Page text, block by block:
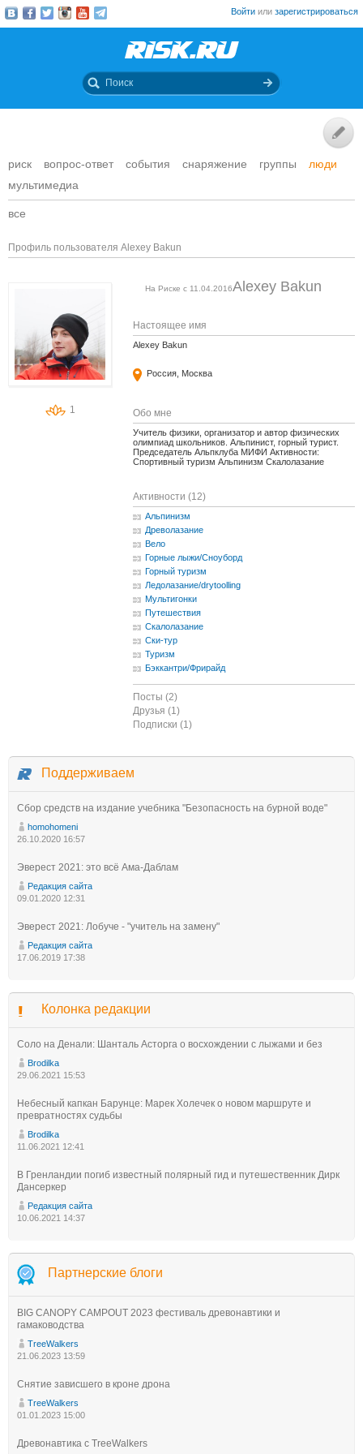
Войти или зарегистрироваться
риск вопрос-ответ события снаряжение группы
люди
мультимедиа
все
Профиль пользователя Alexey Bakun
1
Alexey Bakun
На Риске с 11.04.2016
Настоящее имя
Alexey Bakun
Россия, Москва
Обо мне
Учитель физики, организатор и автор физических
олимпиад школьников. Альпинист, горный турист.
Председатель Альпклуба МИФИ Активности:
Спортивный туризм Альпинизм Скалолазание
Активности (12)
Альпинизм
Древолазание
Вело
Горные лыжи/Сноуборд
Горный туризм
Ледолазание/drytoolling
Мультигонки
Путешествия
Скалолазание
Ски-тур
Туризм
Бэккантри/Фрирайд
Посты (2)
Друзья (1)
Подписки (1)
Поддерживаем
Сбор средств на издание учебника "Безопасность на бурной воде"
homohomeni
26.10.2020 16:57
Эверест 2021: это всё Ама-Даблам
Редакция сайта
09.01.2020 12:31
Эверест 2021: Лобуче - "учитель на замену"
Редакция сайта
17.06.2019 17:38
Колонка редакции
Соло на Денали: Шанталь Асторга о восхождении с лыжами и без
Brodilka
29.06.2021 15:53
Небесный капкан Барунце: Марек Холечек о новом маршруте и
превратностях судьбы
Brodilka
11.06.2021 12:41
В Гренландии погиб известный полярный гид и путешественник Дирк
Дансеркер
Редакция сайта
10.06.2021 14:37
Партнерские блоги
BIG CANOPY CAMPOUT 2023 фестиваль древонавтики и
гамаководства
TreeWalkers
21.06.2023 13:59
Снятие зависшего в кроне дрона
TreeWalkers
01.01.2023 15:00
Древонавтика с TreeWalkers